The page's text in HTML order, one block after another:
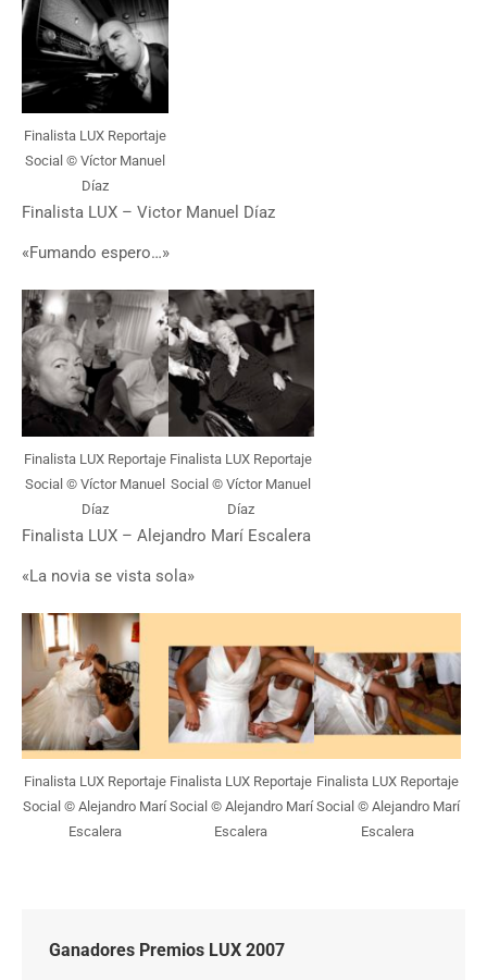
Finalista LUX Reportaje
Social © Víctor Manuel
Díaz
Finalista LUX – Victor Manuel Díaz
«Fumando espero…»
Finalista LUX Reportaje
Social © Víctor Manuel
Díaz
Finalista LUX Reportaje
Social © Víctor Manuel
Díaz
Finalista LUX – Alejandro Marí Escalera
«La novia se vista sola»
Finalista LUX Reportaje
Social © Alejandro Marí
Escalera
Finalista LUX Reportaje
Social © Alejandro Marí
Escalera
Finalista LUX Reportaje
Social © Alejandro Marí
Escalera
Ganadores Premios LUX 2007